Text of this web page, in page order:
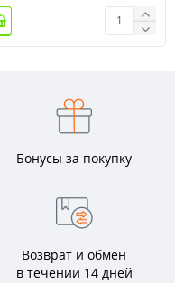
Бонусы за покупку
Возврат и обмен
в течении 14 дней